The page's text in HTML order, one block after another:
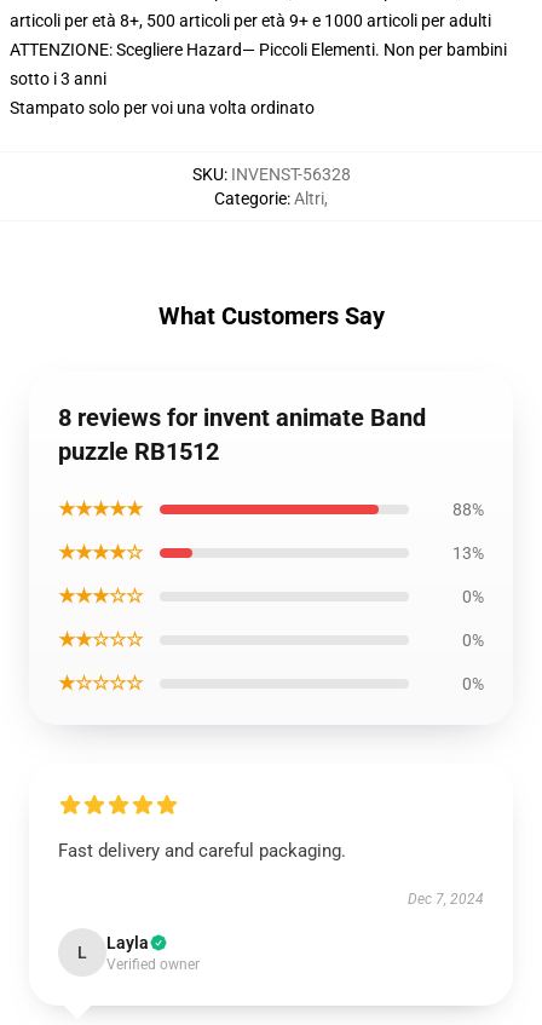
articoli per età 8+, 500 articoli per età 9+ e 1000 articoli per adulti
ATTENZIONE: Scegliere Hazard— Piccoli Elementi. Non per bambini
sotto i 3 anni
Stampato solo per voi una volta ordinato
SKU: INVENST-56328
Categorie:Altri,
What Customers Say
8 reviews for invent animate Band
puzzle RB1512
★★★★★ 88%
★★★★☆ 13%
★★★☆☆ 0%
★★☆☆☆ 0%
★☆☆☆☆ 0%
Fast delivery and careful packaging.
Dec 7, 2024
L Layla
Verified owner